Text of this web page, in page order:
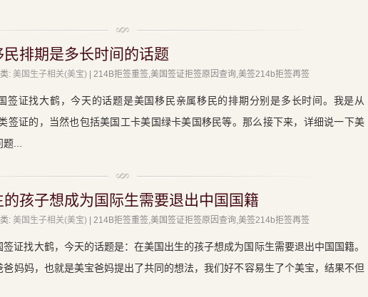
排期是多长时间的话题
: 美国生子相关(美宝) | 214B拒签重签,美国签证拒签原因查询,美签214b拒签再签
签证找大鹤，今天的话题是美国移民亲属移民的排期分别是多长时间。我是从
签证的，当然也包括美国工卡美国绿卡美国移民等。那么接下来，详细说一下美
...
的孩子想成为国际生需要退出中国国籍
: 美国生子相关(美宝) | 214B拒签重签,美国签证拒签原因查询,美签214b拒签再签
证找大鹤，今天的话题是：在美国出生的孩子想成为国际生需要退出中国国籍。
妈妈，也就是美宝爸妈提出了共同的想法，我们好不容易生了个美宝，结果不但